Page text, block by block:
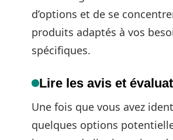
d’options et de se
produits adaptés à vos
spécifiques.
Lire les avis et
Une fois que vous avez
quelques options